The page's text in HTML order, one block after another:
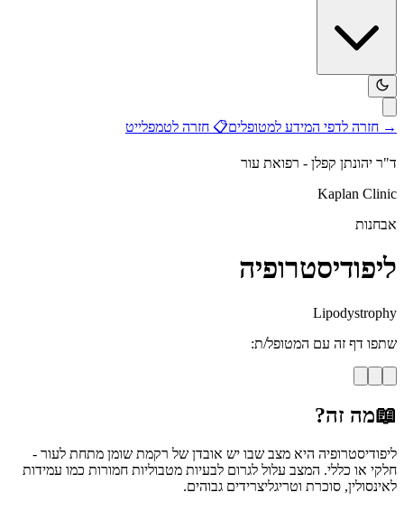
→ חזרה לדפי המידע למטופלים📋 חזרה לטמפלייט
ד"ר יהונתן קפלן - רפואת עור
Kaplan Clinic
אבחנות
ליפודיסטרופיה
Lipodystrophy
שתפו דף זה עם המטופל/ת:
📖מה זה?
ליפודיסטרופיה היא מצב שבו יש אובדן של רקמת שומן מתחת לעור -
חלקי או כללי. המצב עלול לגרום לבעיות מטבוליות חמורות כמו עמידות
לאינסולין, סוכרת וטריגליצרידים גבוהים.